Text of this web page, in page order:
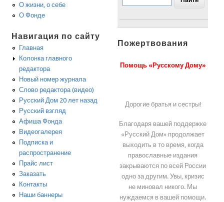
О жизни, о себе
О Фонде
Навигация по сайту
Главная
Колонка главного
редактора
Новый номер журнала
Слово редактора (видео)
Русский Дом 20 лет назад
Русский взгляд
Афиша Фонда
Видеогалерея
Подписка и
распространение
Прайс лист
Заказать
Контакты
Наши баннеры
Пожертвования
Помощь «Русскому Дому»
Дорогие братья и сестры!
Благодаря вашей поддержке
«Русский Дом» продолжает
выходить в то время, когда
православные издания
закрываются по всей России
одно за другим. Увы, кризис
не миновал никого. Мы
нуждаемся в вашей помощи.